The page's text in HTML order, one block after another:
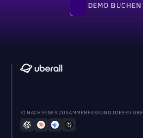
DEMO BUCHEN
DEMO BUCHEN
KI NACH EINER ZUSAMMENFASSUNG DIESER